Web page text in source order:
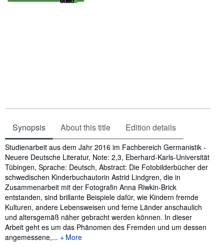
Synopsis About this title Edition details
Synopsis
Studienarbeit aus dem Jahr 2016 im Fachbereich Germanistik -
Neuere Deutsche Literatur, Note: 2,3, Eberhard-Karls-Universität
Tübingen, Sprache: Deutsch, Abstract: Die Fotobilderbücher der
schwedischen Kinderbuchautorin Astrid Lindgren, die in
Zusammenarbeit mit der Fotografin Anna Riwkin-Brick
entstanden, sind brillante Beispiele dafür, wie Kindern fremde
Kulturen, andere Lebensweisen und ferne Länder anschaulich
und altersgemäß näher gebracht werden können. In dieser
Arbeit geht es um das Phänomen des Fremden und um dessen
angemessene,...
More